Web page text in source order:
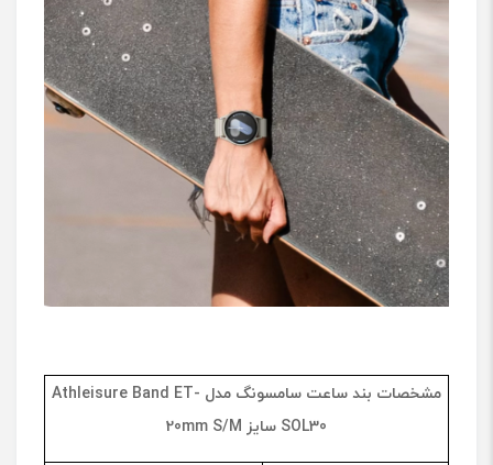
مشخصات بند ساعت سامسونگ مدل Athleisure Band ET-
SOL30 سایز 20mm S/M